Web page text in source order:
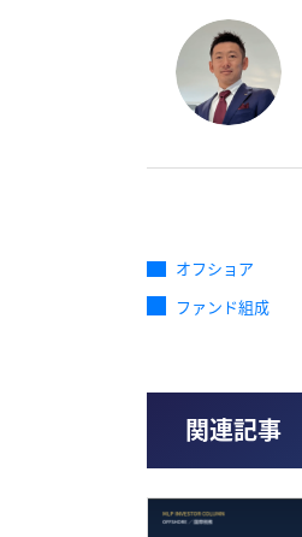
オフショア
ファンド組成
関連記事